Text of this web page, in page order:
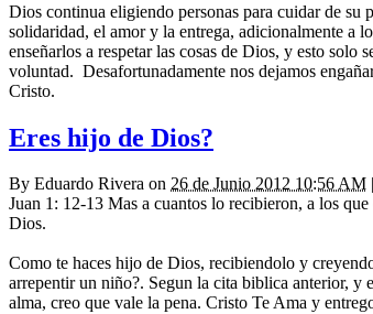
Dios continua eligiendo personas para cuidar de su
solidaridad, el amor y la entrega, adicionalmente a
enseñarlos a respetar las cosas de Dios, y esto
voluntad. Desafortunadamente nos dejamos
Cristo.
Eres hijo de Dios?
By Eduardo Rivera on 26 de Junio 2012 10:56 AM |
Juan 1: 12-13 Mas a cuantos lo recibieron, a los
Dios.
Como te haces hijo de Dios, recibiendolo y
arrepentir un niño?. Segun la cita biblica anterior, y
alma, creo que vale la pena. Cristo Te Ama y